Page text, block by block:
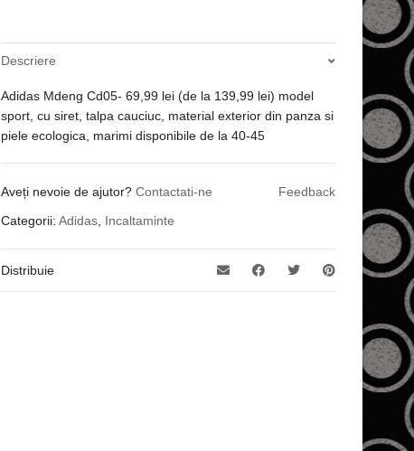
Descriere
Adidas Mdeng Cd05- 69,99 lei (de la 139,99 lei) model
sport, cu siret, talpa cauciuc, material exterior din panza si
piele ecologica, marimi disponibile de la 40-45
Aveți nevoie de ajutor?Contactati-ne
Feedback
Categorii:Adidas Incaltaminte
Distribuie